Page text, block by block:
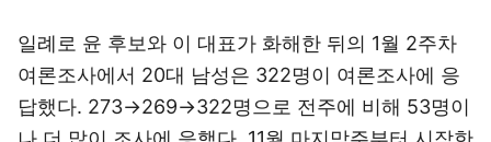
일례로 윤 후보와 이 대표가 화해한 뒤의 1월 2주차
여론조사에서 20대 남성은 322명이 여론조사에 응
답했다. 273→269→322명으로 전주에 비해 53명이